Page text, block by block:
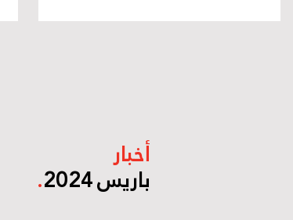
أخبار
باريس 2024 .